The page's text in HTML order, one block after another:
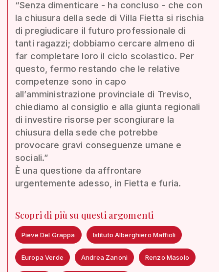
“Senza dimenticare - ha concluso - che con
la chiusura della sede di Villa Fietta si rischia
di pregiudicare il futuro professionale di
tanti ragazzi; dobbiamo cercare almeno di
far completare loro il ciclo scolastico. Per
questo, fermo restando che le relative
competenze sono in capo
all’amministrazione provinciale di Treviso,
chiediamo al consiglio e alla giunta regionali
di investire risorse per scongiurare la
chiusura della sede che potrebbe
provocare gravi conseguenze umane e
sociali.”
È una questione da affrontare
urgentemente adesso, in Fietta e furia.
Scopri di più su questi argomenti
Pieve Del Grappa Istituto Alberghiero Maffioli
Europa Verde Andrea Zanoni Renzo Masolo